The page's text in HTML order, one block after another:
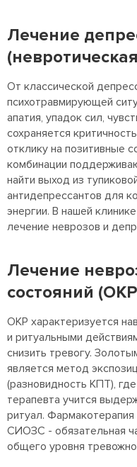
Лечение
От классической
психотравмирующей
апатия, упадок сил,
сохраняется
отклику на позитивные
комбинации
найти выход из
антидепрессантов для
энергии. В нашей
лечение неврозов и
Лечение
состояний
ОКР характеризуется
и ритуальными
снизить тревогу.
является метод
(разновидность КПТ),
терапевта учится
ритуал.
СИОЗС - обязательная
общего уровня